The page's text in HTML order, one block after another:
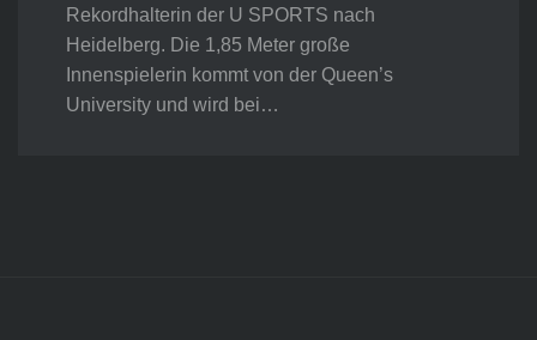
Rekordhalterin der U SPORTS nach
Heidelberg. Die 1,85 Meter große
Innenspielerin kommt von der Queen’s
University und wird bei…